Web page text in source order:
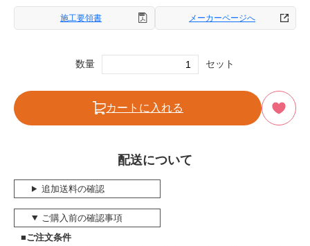
施工要領書 メーカーページへ
数量 セット
カートに入れる
配送について
追加送料の確認
ご購入前の確認事項
■ご注文条件